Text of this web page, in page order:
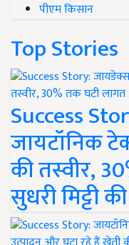
पीएम किसान
Top Stories
Success
जायटॉनिक
की तस्वीर,
सुधरी मिट्टी